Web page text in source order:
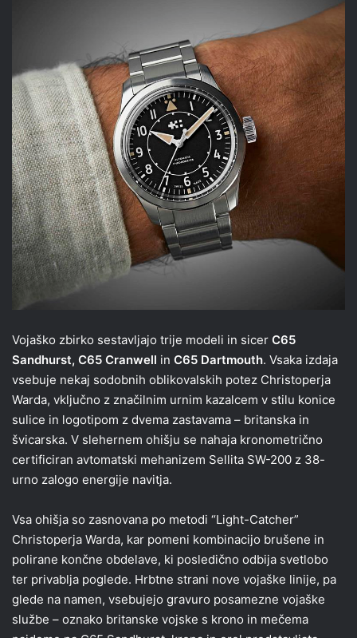
Vojaško zbirko sestavljajo trije modeli in sicer C65
Sandhurst, C65 Cranwell in C65 Dartmouth. Vsaka izdaja
vsebuje nekaj sodobnih oblikovalskih potez Christoperja
Warda, vključno z značilnim urnim kazalcem v stilu konice
sulice in logotipom z dvema zastavama – britanska in
švicarska. V slehernem ohišju se nahaja kronometrično
certificiran avtomatski mehanizem Sellita SW-200 z 38-
urno zalogo energije navitja.
Vsa ohišja so zasnovana po metodi “Light-Catcher”
Christoperja Warda, kar pomeni kombinacijo brušene in
polirane končne obdelave, ki posledično odbija svetlobo
ter privablja poglede. Hrbtne strani nove vojaške linije, pa
glede na namen, vsebujejo gravuro posamezne vojaške
službe – oznako britanske vojske s krono in mečema